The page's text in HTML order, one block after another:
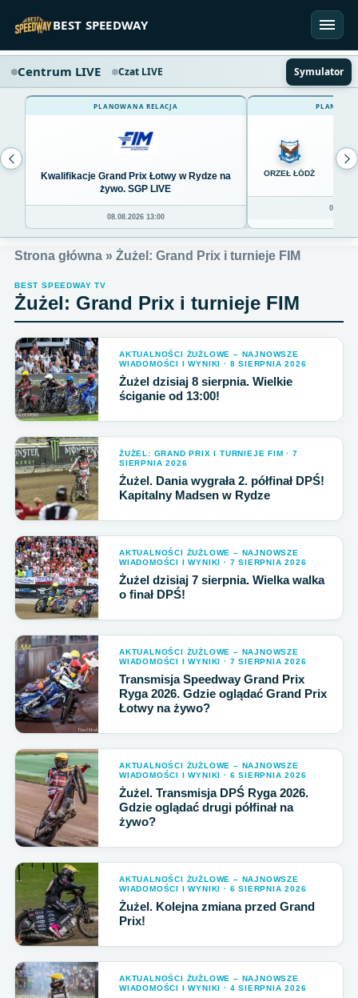
BEST SPEEDWAY
Centrum LIVE Czat LIVE Symulator
PLANOWANA RELACJA
Kwalifikacje Grand Prix Łotwy w Rydze na
żywo. SGP LIVE
08.08.2026 13:00
ORZEŁ ŁÓDŹ
0
Strona główna » Żużel: Grand Prix i turnieje FIM
BEST SPEEDWAY TV
Żużel: Grand Prix i turnieje FIM
AKTUALNOŚCI ŻUŻLOWE – NAJNOWSZE
WIADOMOŚCI I WYNIKI · 8 SIERPNIA 2026
Żużel dzisiaj 8 sierpnia. Wielkie
ściganie od 13:00!
ŻUŻEL: GRAND PRIX I TURNIEJE FIM · 7
SIERPNIA 2026
Żużel. Dania wygrała 2. półfinał DPŚ!
Kapitalny Madsen w Rydze
AKTUALNOŚCI ŻUŻLOWE – NAJNOWSZE
WIADOMOŚCI I WYNIKI · 7 SIERPNIA 2026
Żużel dzisiaj 7 sierpnia. Wielka walka
o finał DPŚ!
AKTUALNOŚCI ŻUŻLOWE – NAJNOWSZE
WIADOMOŚCI I WYNIKI · 7 SIERPNIA 2026
Transmisja Speedway Grand Prix
Ryga 2026. Gdzie oglądać Grand Prix
Łotwy na żywo?
AKTUALNOŚCI ŻUŻLOWE – NAJNOWSZE
WIADOMOŚCI I WYNIKI · 6 SIERPNIA 2026
Żużel. Transmisja DPŚ Ryga 2026.
Gdzie oglądać drugi półfinał na
żywo?
AKTUALNOŚCI ŻUŻLOWE – NAJNOWSZE
WIADOMOŚCI I WYNIKI · 6 SIERPNIA 2026
Żużel. Kolejna zmiana przed Grand
Prix!
AKTUALNOŚCI ŻUŻLOWE – NAJNOWSZE
WIADOMOŚCI I WYNIKI · 4 SIERPNIA 2026